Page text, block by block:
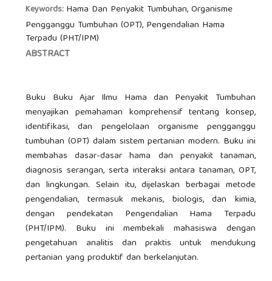
Keywords: Hama Dan Penyakit Tumbuhan, Organisme
Pengganggu Tumbuhan (OPT), Pengendalian Hama
Terpadu (PHT/IPM)
ABSTRACT
Buku Buku Ajar Ilmu Hama dan Penyakit Tumbuhan
menyajikan pemahaman komprehensif tentang konsep,
identifikasi, dan pengelolaan organisme pengganggu
tumbuhan (OPT) dalam sistem pertanian modern. Buku ini
membahas dasar-dasar hama dan penyakit tanaman,
diagnosis serangan, serta interaksi antara tanaman, OPT,
dan lingkungan. Selain itu, dijelaskan berbagai metode
pengendalian, termasuk mekanis, biologis, dan kimia,
dengan pendekatan Pengendalian Hama Terpadu
(PHT/IPM). Buku ini membekali mahasiswa dengan
pengetahuan analitis dan praktis untuk mendukung
pertanian yang produktif dan berkelanjutan.